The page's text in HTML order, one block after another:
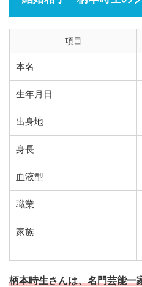
項目
本名
生年月日
出身地
身長
血液型
職業
家族
柄本時生さんは、名門芸能一